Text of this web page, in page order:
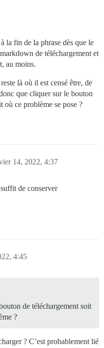
la fin de la phrase dès que le
de téléchargement et
au moins.
là où il est censé être, de
que cliquer sur le bouton
où ce problème se pose ?
14, 2022, 4:37
de conserver
4:45
de téléchargement soit
?
? C’est probablement lié